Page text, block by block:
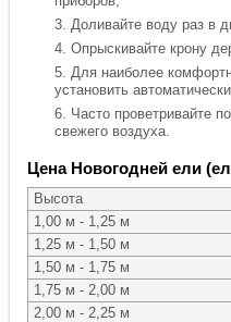
Доливайте воду раз в
Опрыскивайте крону
Для наиболее
установить
Часто проветривайте
свежего воздуха.
Цена Новогодней ели
Высота
1,00 м - 1,25 м
1,25 м - 1,50 м
1,50 м - 1,75 м
1,75 м - 2,00 м
2,00 м - 2,25 м